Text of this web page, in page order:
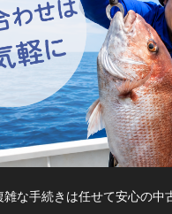
雑な手続きは任せて安心の中